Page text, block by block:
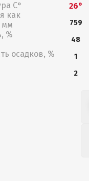
С°
как
мм
%
осадков, %
26°
759
48
1
2